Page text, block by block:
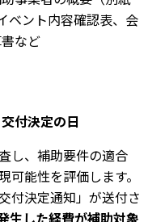
ベント内容確認表、会
など
交付決定の日
し、補助要件の適合
可能性を評価します。
付決定通知」が送付さ